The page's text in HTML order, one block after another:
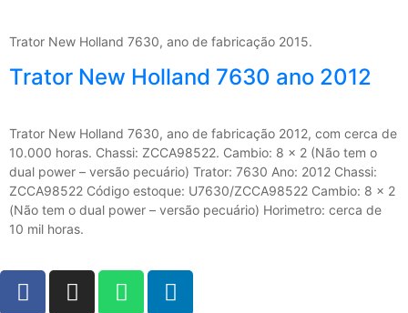
Trator New Holland 7630, ano de fabricação 2015.
Trator New Holland 7630 ano 2012
Trator New Holland 7630, ano de fabricação 2012, com cerca de
10.000 horas. Chassi: ZCCA98522. Cambio: 8 x 2 (Não tem o
dual power – versão pecuário) Trator: 7630 Ano: 2012 Chassi:
ZCCA98522 Código estoque: U7630/ZCCA98522 Cambio: 8 x 2
(Não tem o dual power – versão pecuário) Horimetro: cerca de
10 mil horas.